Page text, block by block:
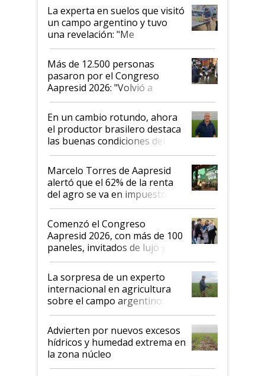
La experta en suelos que visitó
un campo argentino y tuvo
una revelación: "Me
impresionó mucho"
Más de 12.500 personas
pasaron por el Congreso
Aapresid 2026: "Volvió a
demostrar que hablar del
suelo es hablar de todo el
sistema productivo"
En un cambio rotundo, ahora
el productor brasilero destaca
las buenas condiciones del
agro argentino para invertir:
"Los veo más motivados"
Marcelo Torres de Aapresid
alertó que el 62% de la renta
del agro se va en impuestos:
"No es bueno que en
Argentina se sigan discutiendo
las mismas cosas de hace 50
años"
Comenzó el Congreso
Aapresid 2026, con más de 100
paneles, invitados de lujo y
todas las tendencias
La sorpresa de un experto
internacional en agricultura
sobre el campo argentino:
"Estoy muy impresionado"
Advierten por nuevos excesos
hídricos y humedad extrema en
la zona núcleo